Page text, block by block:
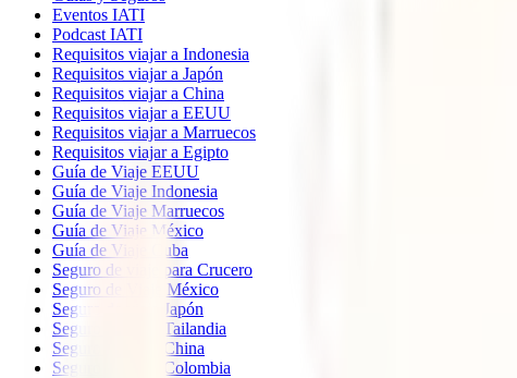
Eventos IATI
Podcast IATI
Requisitos viajar a Indonesia
Requisitos viajar a Japón
Requisitos viajar a China
Requisitos viajar a EEUU
Requisitos viajar a Marruecos
Requisitos viajar a Egipto
Guía de Viaje EEUU
Guía de Viaje Indonesia
Guía de Viaje Marruecos
Guía de Viaje México
Guía de Viaje Cuba
Seguro de viaje para Crucero
Seguro de Viaje México
Seguro de viaje Japón
Seguro de viaje Tailandia
Seguro de viaje China
Seguro de viaje Colombia